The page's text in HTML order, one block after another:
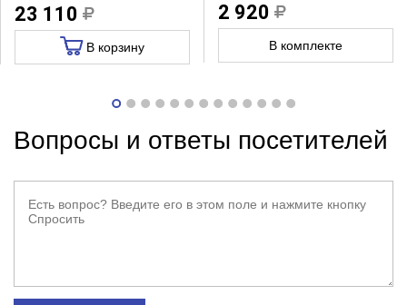
23 110
В корзину
2 920
В комплекте
Вопросы и ответы посетителей